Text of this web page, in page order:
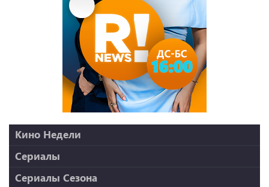
Кино Недели
Миссия: невыполнима
Рыцарь дня
Сериалы
Бақытсыздар бағы
Сериалы Сезона